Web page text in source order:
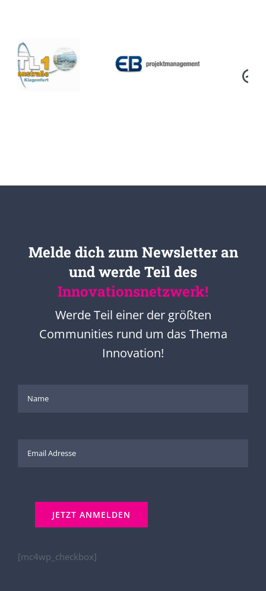
Melde dich zum Newsletter an
und werde Teil des
Innovationsnetzwerk!
Werde Teil einer der größten
Communities rund um das Thema
Innovation!
[mc4wp_checkbox]